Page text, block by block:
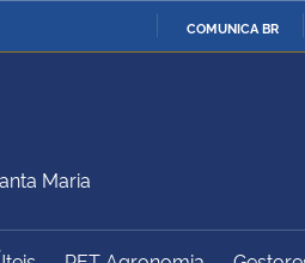
COMUNICA BR
Ministério da Defesa
Maria